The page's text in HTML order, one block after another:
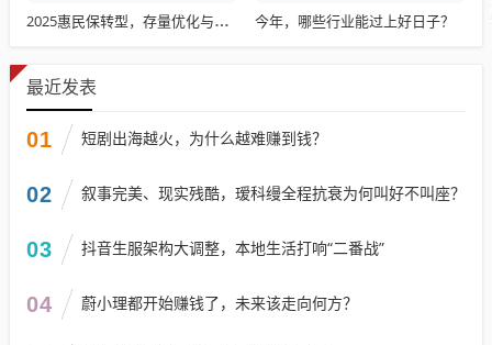
2025惠民保转型，存量优化与特药扩容策略探讨 今年，哪些行业能过上好日子？
最近发表
01 短剧出海越火，为什么越难赚到钱？
02 叙事完美、现实残酷，瑷科缦全程抗衰为何叫好不叫座？
03 抖音生服架构大调整，本地生活打响“二番战”
04 蔚小理都开始赚钱了，未来该走向何方？